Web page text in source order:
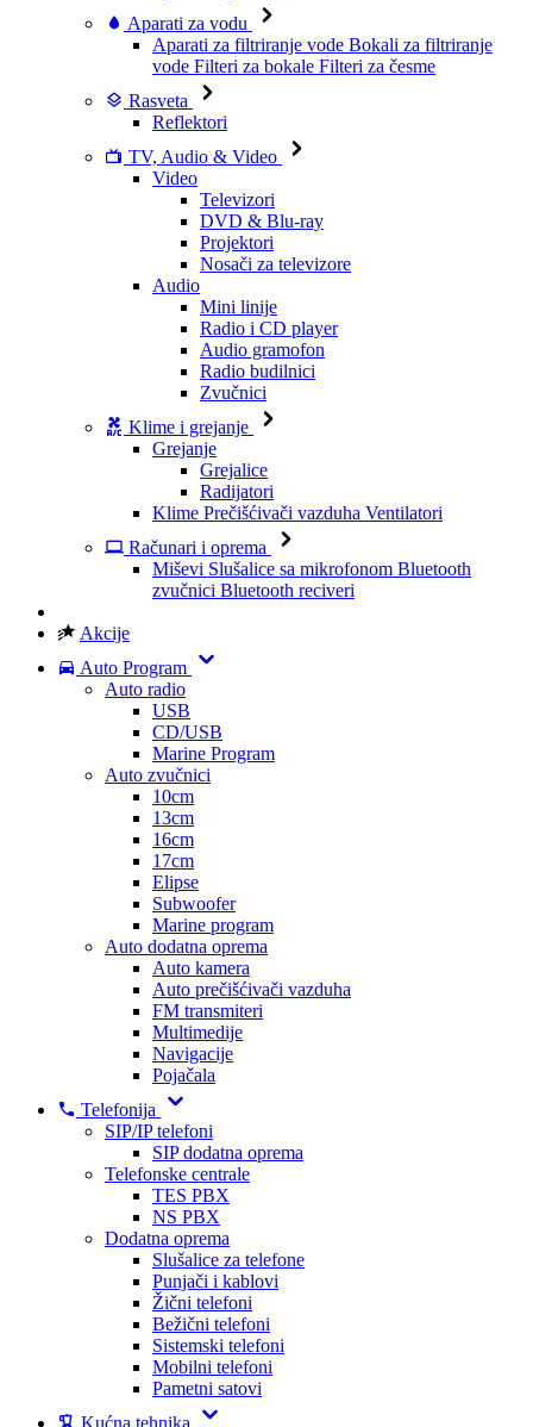
Aparati za vodu
Aparati za filtriranje vode Bokali za filtriranje
vode Filteri za bokale Filteri za česme
Rasveta
Reflektori
TV, Audio & Video
Video
Televizori
DVD & Blu-ray
Projektori
Nosači za televizore
Audio
Mini linije
Radio i CD player
Audio gramofon
Radio budilnici
Zvučnici
Klime i grejanje
Grejanje
Grejalice
Radijatori
Klime Prečišćivači vazduha Ventilatori
Računari i oprema
Miševi Slušalice sa mikrofonom Bluetooth
zvučnici Bluetooth reciveri
Akcije
Auto Program
Auto radio
USB
CD/USB
Marine Program
Auto zvučnici
10cm
13cm
16cm
17cm
Elipse
Subwoofer
Marine program
Auto dodatna oprema
Auto kamera
Auto prečišćivači vazduha
FM transmiteri
Multimedije
Navigacije
Pojačala
Telefonija
SIP/IP telefoni
SIP dodatna oprema
Telefonske centrale
TES PBX
NS PBX
Dodatna oprema
Slušalice za telefone
Punjači i kablovi
Žični telefoni
Bežični telefoni
Sistemski telefoni
Mobilni telefoni
Pametni satovi
Kućna tehnika